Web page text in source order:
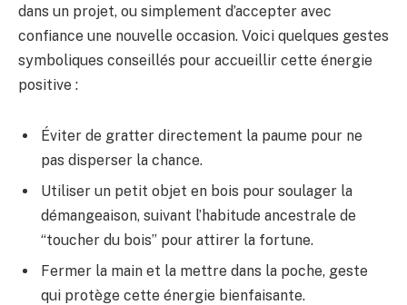
dans un projet, ou simplement d’accepter avec
confiance une nouvelle occasion. Voici quelques gestes
symboliques conseillés pour accueillir cette énergie
positive :
Éviter de gratter directement la paume pour ne
pas disperser la chance.
Utiliser un petit objet en bois pour soulager la
démangeaison, suivant l’habitude ancestrale de
“toucher du bois” pour attirer la fortune.
Fermer la main et la mettre dans la poche, geste
qui protège cette énergie bienfaisante.